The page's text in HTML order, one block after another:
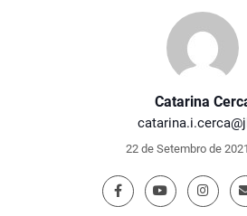
Catarina
22 de Setembro de